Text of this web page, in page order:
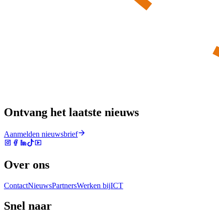
Ontvang het laatste nieuws
Aanmelden nieuwsbrief
Over ons
ContactNieuwsPartnersWerken bijICT
Snel naar